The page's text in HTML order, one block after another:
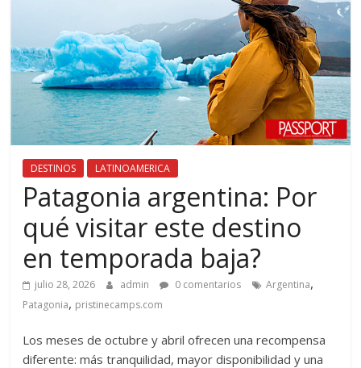
DESTINOS LATINOAMERICA
Patagonia argentina: Por
qué visitar este destino
en temporada baja?
julio 28, 2026 admin 0 comentarios Argentina,
Patagonia, pristinecamps.com
Los meses de octubre y abril ofrecen una recompensa
diferente: más tranquilidad, mayor disponibilidad y una